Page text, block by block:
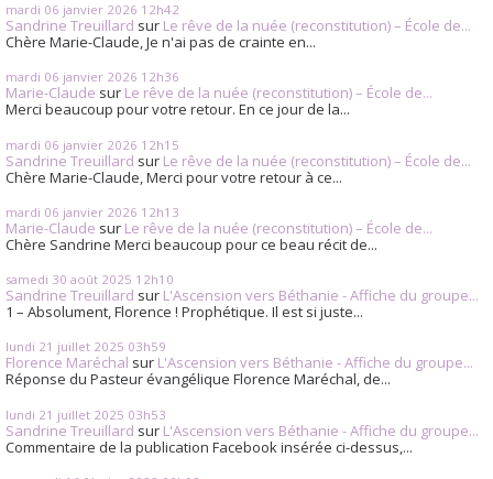
mardi 06 janvier 2026 12h42
Sandrine Treuillard sur Le rêve de la nuée (reconstitution) – École de...
Chère Marie-Claude, Je n'ai pas de crainte en...
mardi 06 janvier 2026 12h36
Marie-Claude sur Le rêve de la nuée (reconstitution) – École de...
Merci beaucoup pour votre retour. En ce jour de la...
mardi 06 janvier 2026 12h15
Sandrine Treuillard sur Le rêve de la nuée (reconstitution) – École de...
Chère Marie-Claude, Merci pour votre retour à ce...
mardi 06 janvier 2026 12h13
Marie-Claude sur Le rêve de la nuée (reconstitution) – École de...
Chère Sandrine Merci beaucoup pour ce beau récit de...
samedi 30 août 2025 12h10
Sandrine Treuillard sur L'Ascension vers Béthanie - Affiche du groupe...
1 – Absolument, Florence ! Prophétique. Il est si juste...
lundi 21 juillet 2025 03h59
Florence Maréchal sur L'Ascension vers Béthanie - Affiche du groupe...
Réponse du Pasteur évangélique Florence Maréchal, de...
lundi 21 juillet 2025 03h53
Sandrine Treuillard sur L'Ascension vers Béthanie - Affiche du groupe...
Commentaire de la publication Facebook insérée ci-dessus,...